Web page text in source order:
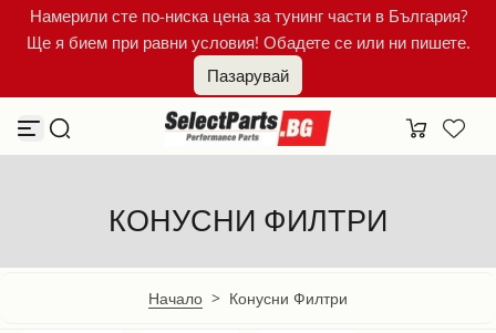
Към съдържанието
Намерили сте по-ниска цена за тунинг части в България?
Ще я бием при равни условия! Обадете се или ни пишете.
Пазарувай
КОНУСНИ ФИЛТРИ
Начало > Конусни Филтри